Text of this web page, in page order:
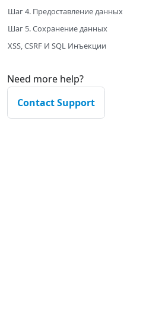
Шаг 4. Предоставление данных
Шаг 5. Сохранение данных
XSS, CSRF И SQL Инъекции
Need more help?
Contact Support